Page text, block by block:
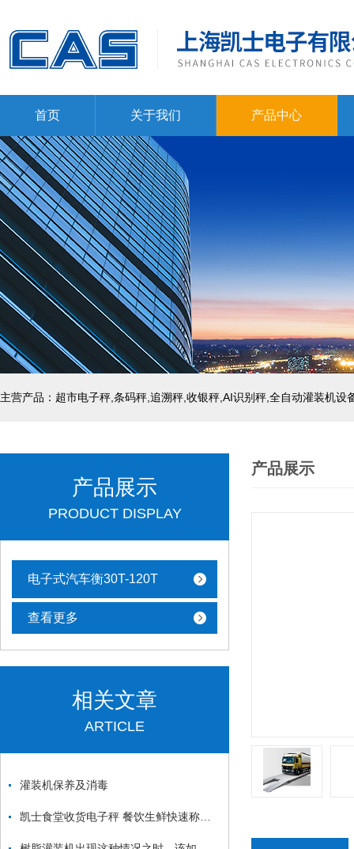
首页 关于我们 产品中心
主营产品：超市电子秤,条码秤,追溯秤,收银秤,AI识别秤,全自动灌装机设
产品展示
PRODUCT DISPLAY
电子式汽车衡30T-120T
查看更多
相关文章
ARTICLE
灌装机保养及消毒
产品展示